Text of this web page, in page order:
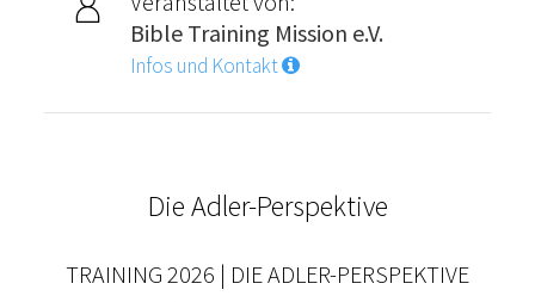
Bible Training Mission e.V.
Infos und Kontakt
Die Adler-Perspektive
TRAINING 2026 | DIE ADLER-PERSPEKTIVE